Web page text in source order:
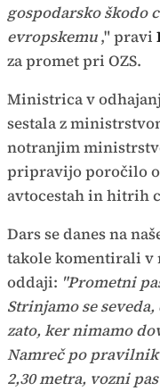
gospodarsko škodo
evropskemu," pravi
za promet pri OZS.
Ministrica v
sestala z
notranjim
pripravijo poročilo
avtocestah in hitrih
Dars se danes na
takole komentirali v
oddaji: "Prometni
Strinjamo se
zato, ker nimamo
Namreč po
2,30 metra, vozni